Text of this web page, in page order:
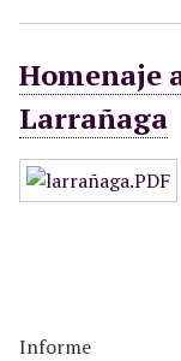
Homenaje
Larrañaga
Informe